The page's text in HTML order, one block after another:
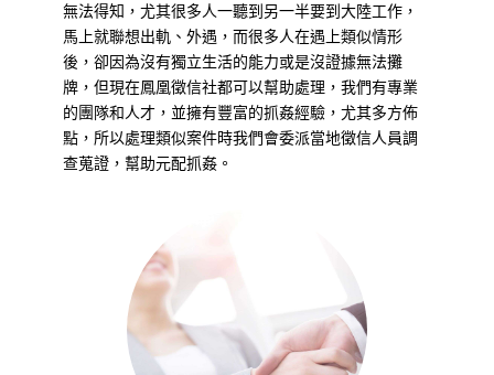
無法得知，尤其很多人一聽到另一半要到大陸工作，
馬上就聯想出軌、外遇，而很多人在遇上類似情形
後，卻因為沒有獨立生活的能力或是沒證據無法攤
牌，但現在鳳凰徵信社都可以幫助處理，我們有專業
的團隊和人才，並擁有豐富的抓姦經驗，尤其多方佈
點，所以處理類似案件時我們會委派當地徵信人員調
查蒐證，幫助元配抓姦。